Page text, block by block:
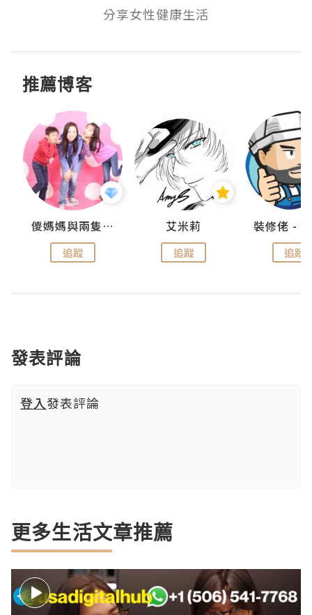
分享女性健康生活
推薦博客
儍媽媽與兩隻小魔怪之家
追蹤
艾米莉
追蹤 追蹤
發表評論
登入發表評論
更多生活文章推薦